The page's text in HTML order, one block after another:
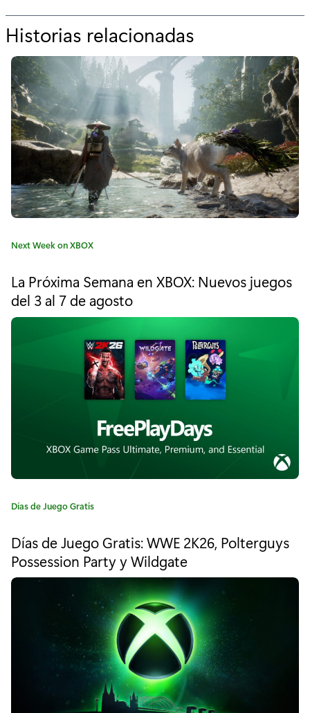
Historias relacionadas
o
r
"
G
r
a
c
s
o
r
a
p
o
y
a
n
u
e
s
t
r
o
v
C
e
g
o
Next Week on XBOX
La Próxima Semana en XBOX: Nuevos juegos
del 3 al 7 de agosto
C
e
g
o
Días de Juego Gratis
Días de Juego Gratis: WWE 2K26, Polterguys
Possession Party y Wildgate